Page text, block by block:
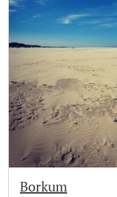
Borkum